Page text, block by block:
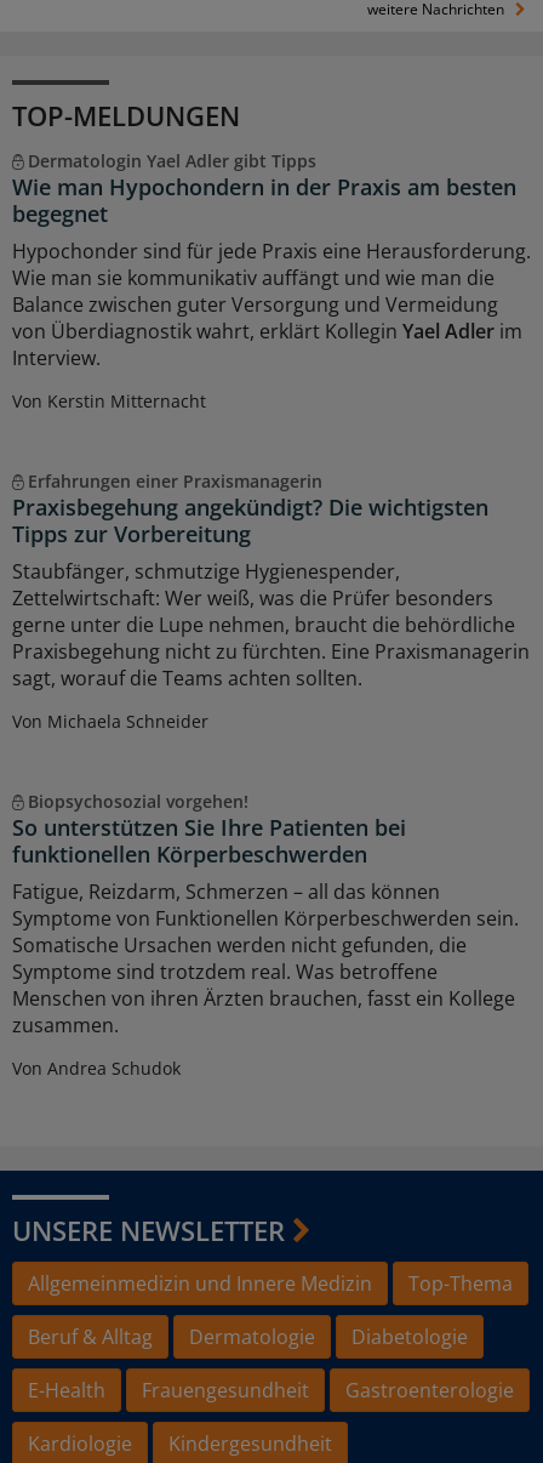
weitere Nachrichten
TOP-MELDUNGEN
Dermatologin Yael Adler gibt Tipps
Wie man Hypochondern in der Praxis am besten
begegnet
Hypochonder sind für jede Praxis eine Herausforderung.
Wie man sie kommunikativ auffängt und wie man die
Balance zwischen guter Versorgung und Vermeidung
von Überdiagnostik wahrt, erklärt Kollegin Yael Adler im
Interview.
Von Kerstin Mitternacht
Erfahrungen einer Praxismanagerin
Praxisbegehung angekündigt? Die wichtigsten
Tipps zur Vorbereitung
Staubfänger, schmutzige Hygienespender,
Zettelwirtschaft: Wer weiß, was die Prüfer besonders
gerne unter die Lupe nehmen, braucht die behördliche
Praxisbegehung nicht zu fürchten. Eine Praxismanagerin
sagt, worauf die Teams achten sollten.
Von Michaela Schneider
Biopsychosozial vorgehen!
So unterstützen Sie Ihre Patienten bei
funktionellen Körperbeschwerden
Fatigue, Reizdarm, Schmerzen – all das können
Symptome von Funktionellen Körperbeschwerden sein.
Somatische Ursachen werden nicht gefunden, die
Symptome sind trotzdem real. Was betroffene
Menschen von ihren Ärzten brauchen, fasst ein Kollege
zusammen.
Von Andrea Schudok
UNSERE NEWSLETTER
Allgemeinmedizin und Innere Medizin
Top-Thema
Beruf & Alltag
Dermatologie
Diabetologie
E-Health
Frauengesundheit
Gastroenterologie
Kardiologie
Kindergesundheit